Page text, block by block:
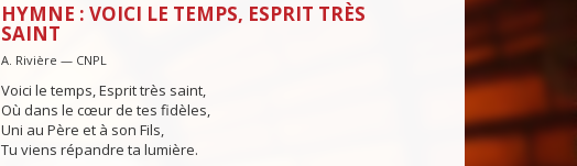
HYMNE : VOICI LE TEMPS, ESPRIT TRÈS
SAINT
A. Rivière — CNPL
Voici le temps, Esprit très saint,
Où dans le cœur de tes fidèles,
Uni au Père et à son Fils,
Tu viens répandre ta lumière.